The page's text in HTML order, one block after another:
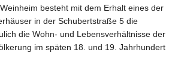
besteht mit dem Erhalt eines der
in der Schubertstraße 5 die
die Wohn- und Lebensverhältnisse der
im späten 18. und 19. Jahrhundert